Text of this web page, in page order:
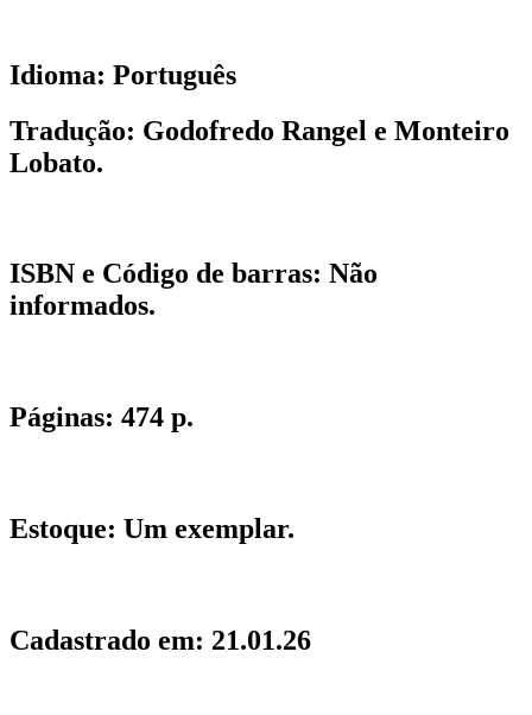
Idioma: Português
Tradução: Godofredo Rangel e Monteiro
Lobato.
ISBN e Código de barras: Não
informados.
Páginas: 474 p.
Estoque: Um exemplar.
Cadastrado em: 21.01.26